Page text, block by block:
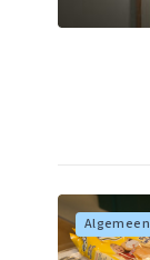
Algemeen